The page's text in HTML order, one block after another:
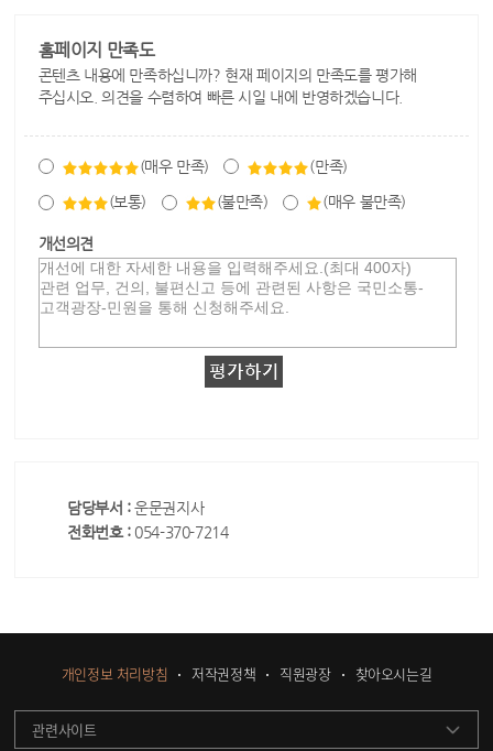
홈페이지 만족도
콘텐츠 내용에 만족하십니까? 현재 페이지의 만족도를 평가해
주십시오. 의견을 수렴하여 빠른 시일 내에 반영하겠습니다.
(매우 만족) (만족)
(보통) (불만족) (매우 불만족)
개선의견
담당부서 :운문권지사
전화번호 : 054-370-7214
개인정보 처리방침 저작권정책 직원광장 찾아오시는길
관련사이트